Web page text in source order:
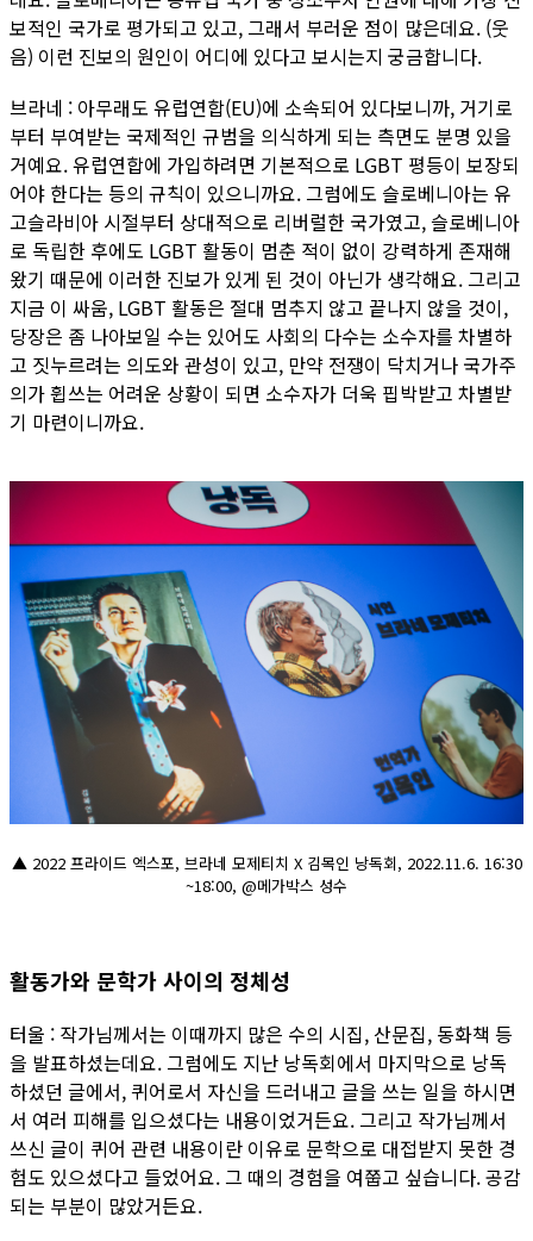
보적인 국가로 평가되고 있고, 그래서 부러운 점이 많은데요. (웃
음) 이런 진보의 원인이 어디에 있다고 보시는지 궁금합니다.
브라네 : 아무래도 유럽연합(EU)에 소속되어 있다보니까, 거기로
부터 부여받는 국제적인 규범을 의식하게 되는 측면도 분명 있을
거예요. 유럽연합에 가입하려면 기본적으로 LGBT 평등이 보장되
어야 한다는 등의 규칙이 있으니까요. 그럼에도 슬로베니아는 유
고슬라비아 시절부터 상대적으로 리버럴한 국가였고, 슬로베니아
로 독립한 후에도 LGBT 활동이 멈춘 적이 없이 강력하게 존재해
왔기 때문에 이러한 진보가 있게 된 것이 아닌가 생각해요. 그리고
지금 이 싸움, LGBT 활동은 절대 멈추지 않고 끝나지 않을 것이,
당장은 좀 나아보일 수는 있어도 사회의 다수는 소수자를 차별하
고 짓누르려는 의도와 관성이 있고, 만약 전쟁이 닥치거나 국가주
의가 휩쓰는 어려운 상황이 되면 소수자가 더욱 핍박받고 차별받
기 마련이니까요.
▲ 2022 프라이드 엑스포, 브라네 모제티치 X 김목인 낭독회, 2022.11.6. 16:30
~18:00, @메가박스 성수
활동가와 문학가 사이의 정체성
터울 : 작가님께서는 이때까지 많은 수의 시집, 산문집, 동화책 등
을 발표하셨는데요. 그럼에도 지난 낭독회에서 마지막으로 낭독
하셨던 글에서, 퀴어로서 자신을 드러내고 글을 쓰는 일을 하시면
서 여러 피해를 입으셨다는 내용이었거든요. 그리고 작가님께서
쓰신 글이 퀴어 관련 내용이란 이유로 문학으로 대접받지 못한 경
험도 있으셨다고 들었어요. 그 때의 경험을 여쭙고 싶습니다. 공감
되는 부분이 많았거든요.